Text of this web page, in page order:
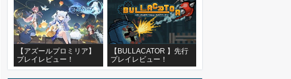
【アズールプロミリア】
プレイレビュー！
【BULLACATOR 】先行
プレイレビュー！